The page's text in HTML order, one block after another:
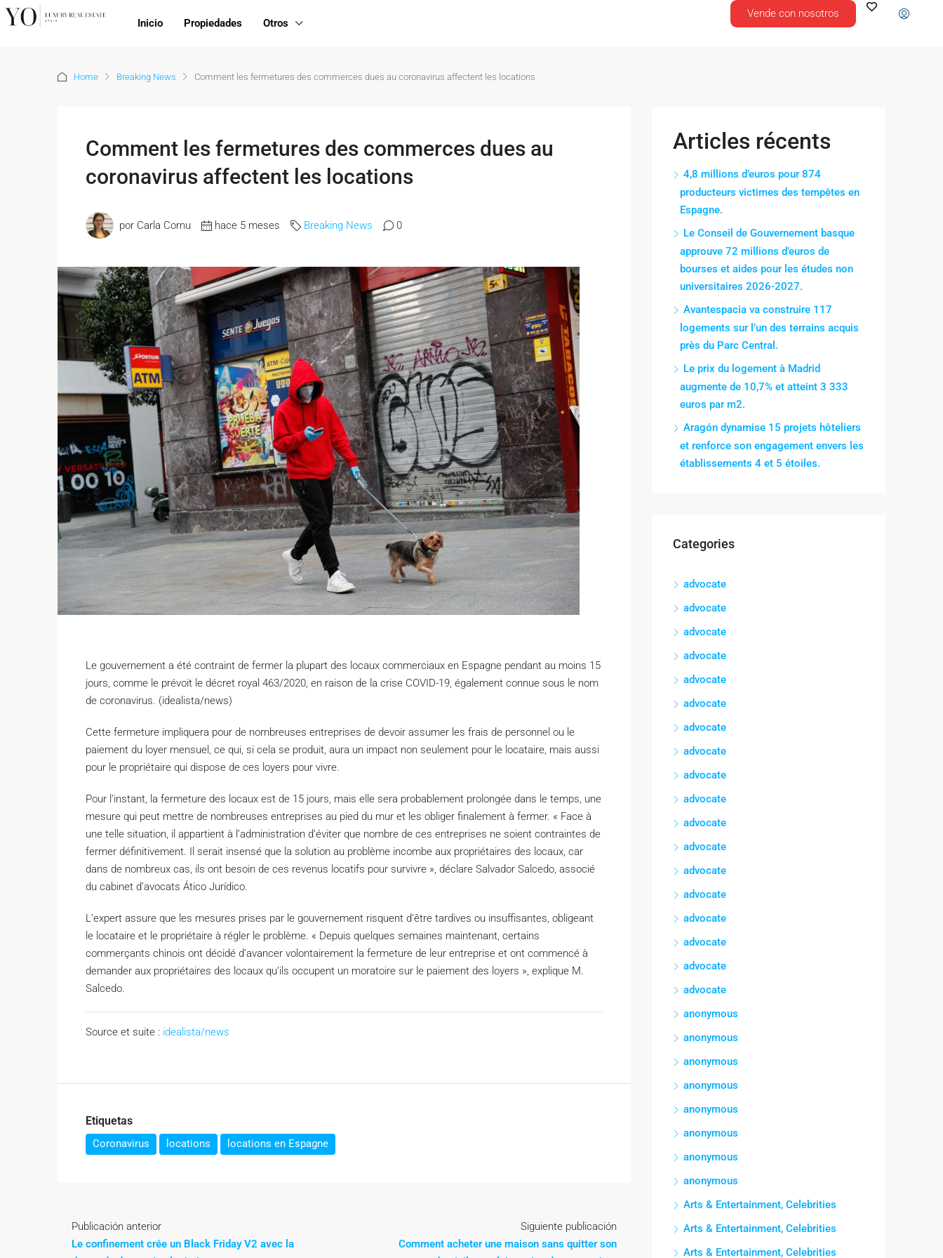
Inicio Propiedades Otros
Vende con nosotros
Home Breaking News Comment les fermetures des commerces dues au coronavirus affectent les locations
Comment les fermetures des commerces dues au
coronavirus affectent les locations
por Carla Cornu hace 5 meses Breaking News 0
Le gouvernement a été contraint de fermer la plupart des locaux commerciaux en Espagne pendant au moins 15
jours, comme le prévoit le décret royal 463/2020, en raison de la crise COVID-19, également connue sous le nom
de coronavirus. (idealista/news)
Cette fermeture impliquera pour de nombreuses entreprises de devoir assumer les frais de personnel ou le
paiement du loyer mensuel, ce qui, si cela se produit, aura un impact non seulement pour le locataire, mais aussi
pour le propriétaire qui dispose de ces loyers pour vivre.
Pour l’instant, la fermeture des locaux est de 15 jours, mais elle sera probablement prolongée dans le temps, une
mesure qui peut mettre de nombreuses entreprises au pied du mur et les obliger finalement à fermer. « Face à
une telle situation, il appartient à l’administration d’éviter que nombre de ces entreprises ne soient contraintes de
fermer définitivement. Il serait insensé que la solution au problème incombe aux propriétaires des locaux, car
dans de nombreux cas, ils ont besoin de ces revenus locatifs pour survivre », déclare Salvador Salcedo, associé
du cabinet d’avocats Ático Jurídico.
L’expert assure que les mesures prises par le gouvernement risquent d’être tardives ou insuffisantes, obligeant
le locataire et le propriétaire à régler le problème. « Depuis quelques semaines maintenant, certains
commerçants chinois ont décidé d’avancer volontairement la fermeture de leur entreprise et ont commencé à
demander aux propriétaires des locaux qu’ils occupent un moratoire sur le paiement des loyers », explique M.
Salcedo.
Source et suite : idealista/news
Etiquetas
Coronavirus locations locations en Espagne
Publicación anterior
Le confinement crée un Black Friday V2 avec la
Siguiente publicación
Comment acheter une maison sans quitter son
Articles récents
4,8 millions d’euros pour 874
producteurs victimes des tempêtes en
Espagne.
Le Conseil de Gouvernement basque
approuve 72 millions d’euros de
bourses et aides pour les études non
universitaires 2026-2027.
Avantespacia va construire 117
logements sur l’un des terrains acquis
près du Parc Central.
Le prix du logement à Madrid
augmente de 10,7% et atteint 3 333
euros par m2.
Aragón dynamise 15 projets hôteliers
et renforce son engagement envers les
établissements 4 et 5 étoiles.
Categories
advocate
advocate
advocate
advocate
advocate
advocate
advocate
advocate
advocate
advocate
advocate
advocate
advocate
advocate
advocate
advocate
advocate
advocate
anonymous
anonymous
anonymous
anonymous
anonymous
anonymous
anonymous
anonymous
Arts & Entertainment, Celebrities
Arts & Entertainment, Celebrities
Arts & Entertainment, Celebrities